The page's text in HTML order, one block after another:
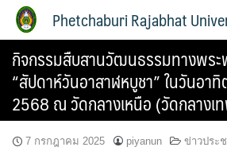
Phetchaburi Rajabhat
กิจกรรมสืบสานวัฒนธรรมทางพร
“สัปดาห์วันอาสาฬหบูชา” ในวันอา
2568 ณ วัดกลางเหนือ (วัดกลาง
7 กรกฎาคม 2025 piyanun ข่าวประ